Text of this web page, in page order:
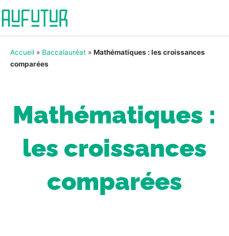
Accueil » Baccalauréat » Mathématiques : les croissances
comparées
Mathématiques :
les croissances
comparées